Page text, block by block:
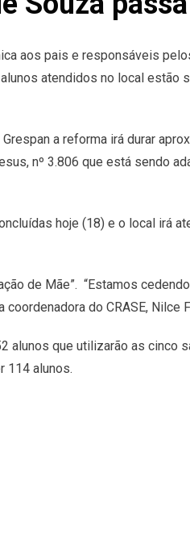
aos pais e responsáveis
atendidos no local estão
a reforma irá durar
nº 3.806 que está sendo
hoje (18) e o local irá
de Mãe”. “Estamos
do CRASE, Nilce
alunos que utilizarão as
114 alunos.